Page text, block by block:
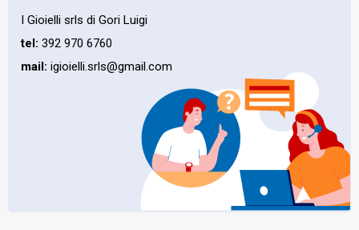
I Gioielli srls di Gori Luigi
tel: 392 970 6760
mail: igioielli.srls@gmail.com